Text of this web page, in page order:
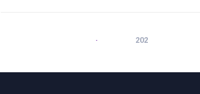
202